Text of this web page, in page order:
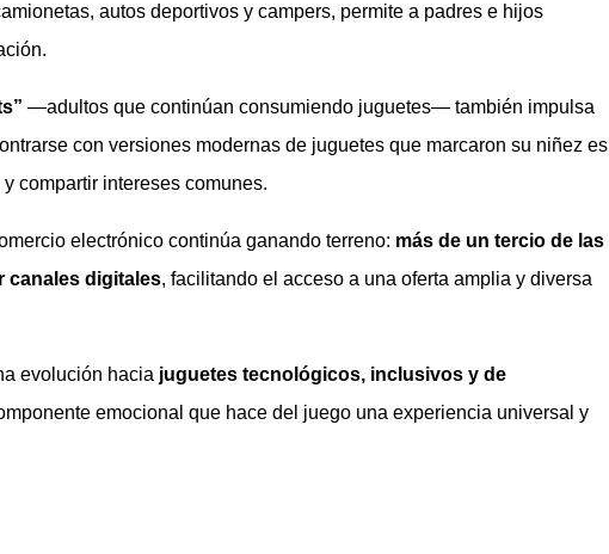
autos deportivos y campers, permite a padres e hijos
—adultos que continúan consumiendo juguetes— también impulsa
con versiones modernas de juguetes que marcaron su niñez es
compartir intereses comunes.
electrónico continúa ganando terreno: más de un tercio de las
canales digitales, facilitando el acceso a una oferta amplia y diversa
evolución hacia juguetes tecnológicos, inclusivos y de
emocional que hace del juego una experiencia universal y